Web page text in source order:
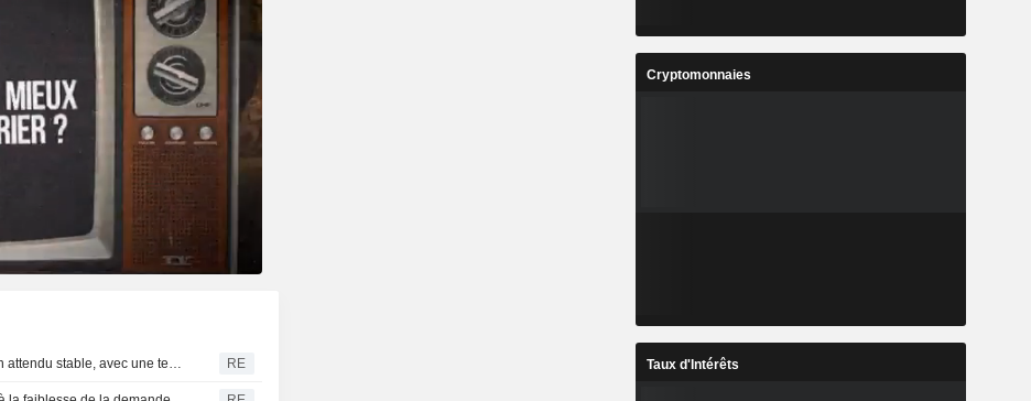
OBLIGATIONS INDE-Le marché obligataire indien attendu stable, avec une tendance haussière après le ton accommodant de la RBI RE
Cryptomonnaies
Taux d'Intérêts